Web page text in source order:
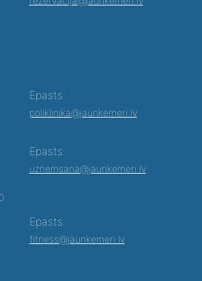
Epasts:
poliklinika@jaunkemeri.lv
Epasts:
uznemsana@jaunkemeri.lv
Epasts:
fitness@jaunkemeri.lv